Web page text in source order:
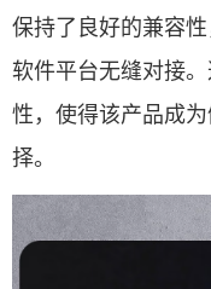
保持了良好的兼容
软件平台无缝对接
性，使得该产品成
择。